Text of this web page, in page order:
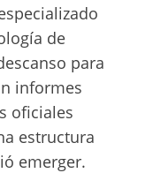
de
para
informes
oficiales
estructura
emerger.